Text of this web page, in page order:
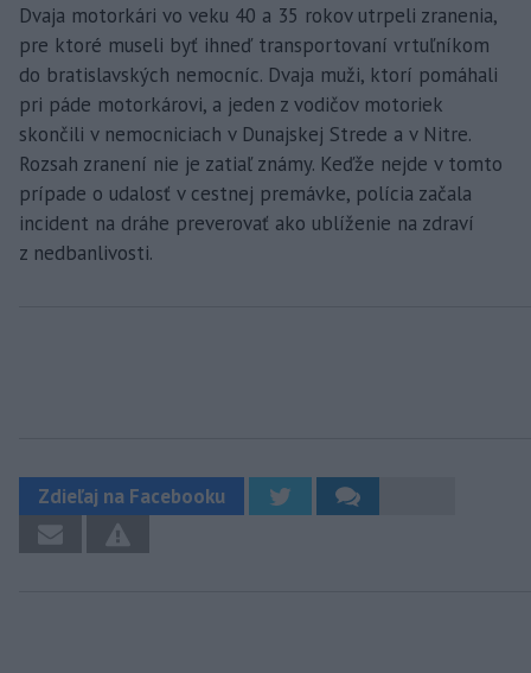
Dvaja motorkári vo veku 40 a 35 rokov utrpeli zranenia,
pre ktoré museli byť ihneď transportovaní vrtuľníkom
do bratislavských nemocníc. Dvaja muži, ktorí pomáhali
pri páde motorkárovi, a jeden z vodičov motoriek
skončili v nemocniciach v Dunajskej Strede a v Nitre.
Rozsah zranení nie je zatiaľ známy. Keďže nejde v tomto
prípade o udalosť v cestnej premávke, polícia začala
incident na dráhe preverovať ako ublíženie na zdraví
z nedbanlivosti.
Zdieľaj na Facebooku